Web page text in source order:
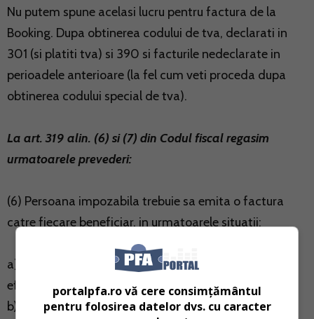
Nu putem spune acelasi lucru pentru factura de la
Booking. Dupa obtinerea codului de tva, declarati in
301 (si platiti tva) si 390 si facturile nedeclarate in
perioadele anterioare (la fel cum veti proceda dupa
obtinerea codului special de tva).
La art. 319 alin. (6) si (7) din Codul fiscal regasim
urmatoarele prevederi:
(6) Persoana impozabila trebuie sa emita o factura
catre fiecare beneficiar, in urmatoarele situatii:
a) pentru livrarile de bunuri sau prestarile de servicii
efectuate;
b) pentru fiecare vanzare la distanta pe care a
portalpfa.ro vă cere consimțământul
pentru folosirea datelor dvs. cu caracter